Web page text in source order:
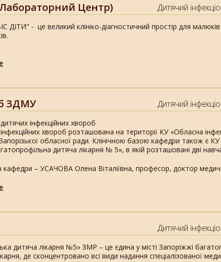
Центр) Дитячий
ДІТИ" - це великий клініко-діагностичний простір для малюків
ЗДМУ Дитячий
інфекційних хвороб
хвороб розташована на території КУ «Обласна
обласної ради. Клінічною базою кафедри також є КУ
дитяча лікарня № 5», в якій розташовані дві
кафедри – УСАЧОВА Олена Віталіївна, професор, доктор
Дитячий
дитяча лікарня №5» ЗМР – це єдина у місті Запоріжжі
де сконцентровано всі види надання спеціалізованої